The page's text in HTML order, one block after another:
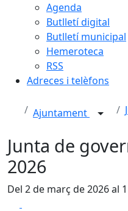
Agenda
Butlletí digital
Butlletí municipal
Hemeroteca
RSS
Adreces i telèfons
Ajuntament
Junta de
2026
Del 2 de març de 2026 al